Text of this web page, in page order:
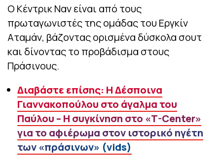
Ο Κέντρικ Ναν είναι από τους
πρωταγωνιστές της ομάδας του Εργκίν
Αταμάν, βάζοντας ορισμένα δύσκολα σουτ
και δίνοντας το προβάδισμα στους
Πράσινους.
Διαβάστε επίσης: Η Δέσποινα
Γιαννακοπούλου στο άγαλμα του
Παύλου – Η συγκίνηση στο «T-Center»
για το αφιέρωμα στον ιστορικό ηγέτη
των «πράσινων» (vids)